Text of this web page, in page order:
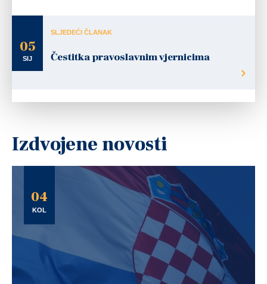
05
SIJ
SLJEDEĆI ČLANAK
Čestitka pravoslavnim vjernicima
Izdvojene novosti
04
KOL